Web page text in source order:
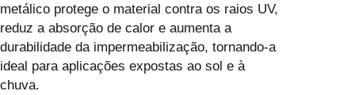
metálico protege o material contra os raios UV,
reduz a absorção de calor e aumenta a
durabilidade da impermeabilização, tornando-a
ideal para aplicações expostas ao sol e à
chuva.